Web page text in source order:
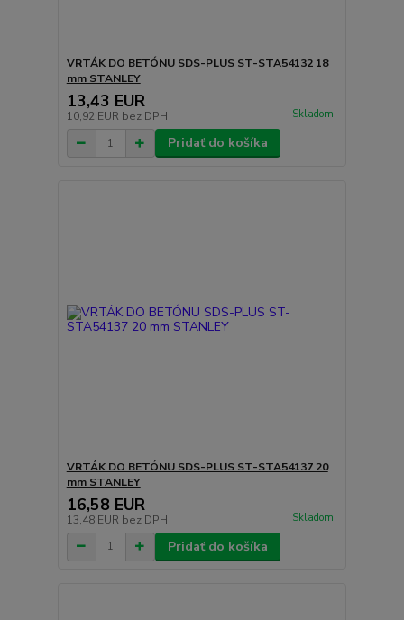
VRTÁK DO BETÓNU SDS-PLUS ST-STA54132 18
mm STANLEY
13,43 EUR
10,92 EUR bez DPH Skladom
Pridať do košíka
VRTÁK DO BETÓNU SDS-PLUS ST-STA54137 20
mm STANLEY
16,58 EUR
13,48 EUR bez DPH Skladom
Pridať do košíka